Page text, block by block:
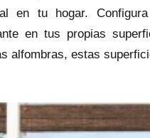
en tu hogar.
en tus propias
alfombras, estas